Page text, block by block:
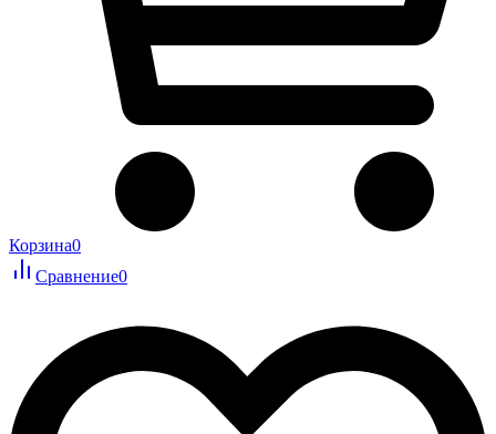
Корзина0
Сравнение0